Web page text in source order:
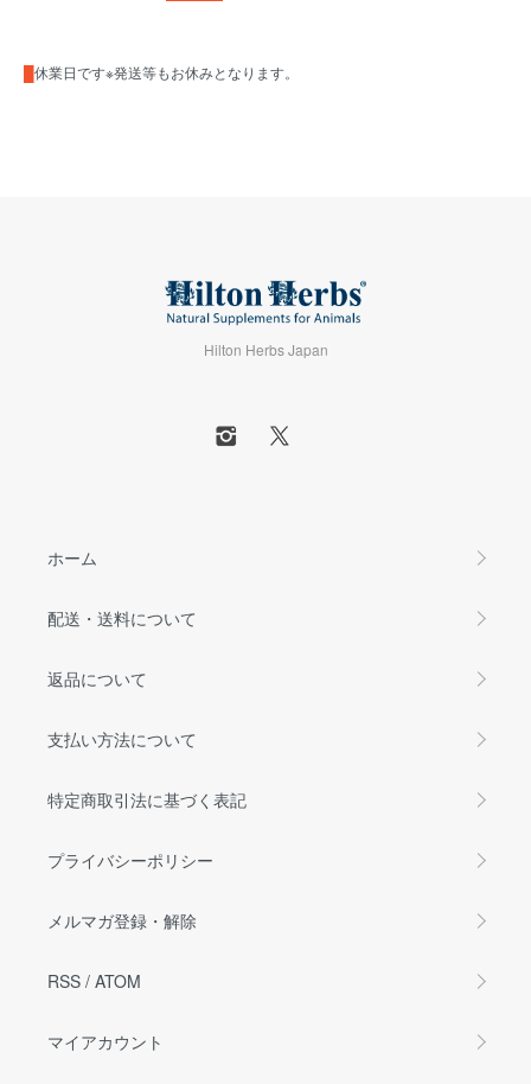
█休業日です※発送等もお休みとなります。
Hilton Herbs Japan
ホーム
配送・送料について
返品について
支払い方法について
特定商取引法に基づく表記
プライバシーポリシー
メルマガ登録・解除
RSS / ATOM
マイアカウント